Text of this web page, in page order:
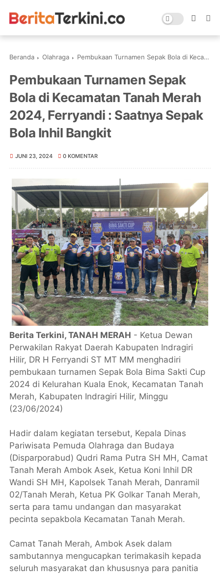
Beranda Olahraga Pembukaan Turnamen Sepak Bola di Kecamatan Tanah Merah 2024, Ferryandi : Saatnya Sepak Bola Inhil Bangkit
Pembukaan Turnamen Sepak
Bola di Kecamatan Tanah Merah
2024, Ferryandi : Saatnya Sepak
Bola Inhil Bangkit
JUNI 23, 2024 0 KOMENTAR
Berita Terkini, TANAH MERAH - Ketua Dewan
Perwakilan Rakyat Daerah Kabupaten Indragiri
Hilir, DR H Ferryandi ST MT MM menghadiri
pembukaan turnamen Sepak Bola Bima Sakti Cup
2024 di Kelurahan Kuala Enok, Kecamatan Tanah
Merah, Kabupaten Indragiri Hilir, Minggu
(23/06/2024)
Hadir dalam kegiatan tersebut, Kepala Dinas
Pariwisata Pemuda Olahraga dan Budaya
(Disparporabud) Qudri Rama Putra SH MH, Camat
Tanah Merah Ambok Asek, Ketua Koni Inhil DR
Wandi SH MH, Kapolsek Tanah Merah, Danramil
02/Tanah Merah, Ketua PK Golkar Tanah Merah,
serta para tamu undangan dan masyarakat
pecinta sepakbola Kecamatan Tanah Merah.
Camat Tanah Merah, Ambok Asek dalam
sambutannya mengucapkan terimakasih kepada
seluruh masyarakat dan khususnya para panitia